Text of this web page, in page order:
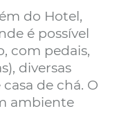
do Hotel,
é possível
com pedais,
diversas
de chá. O
ambiente